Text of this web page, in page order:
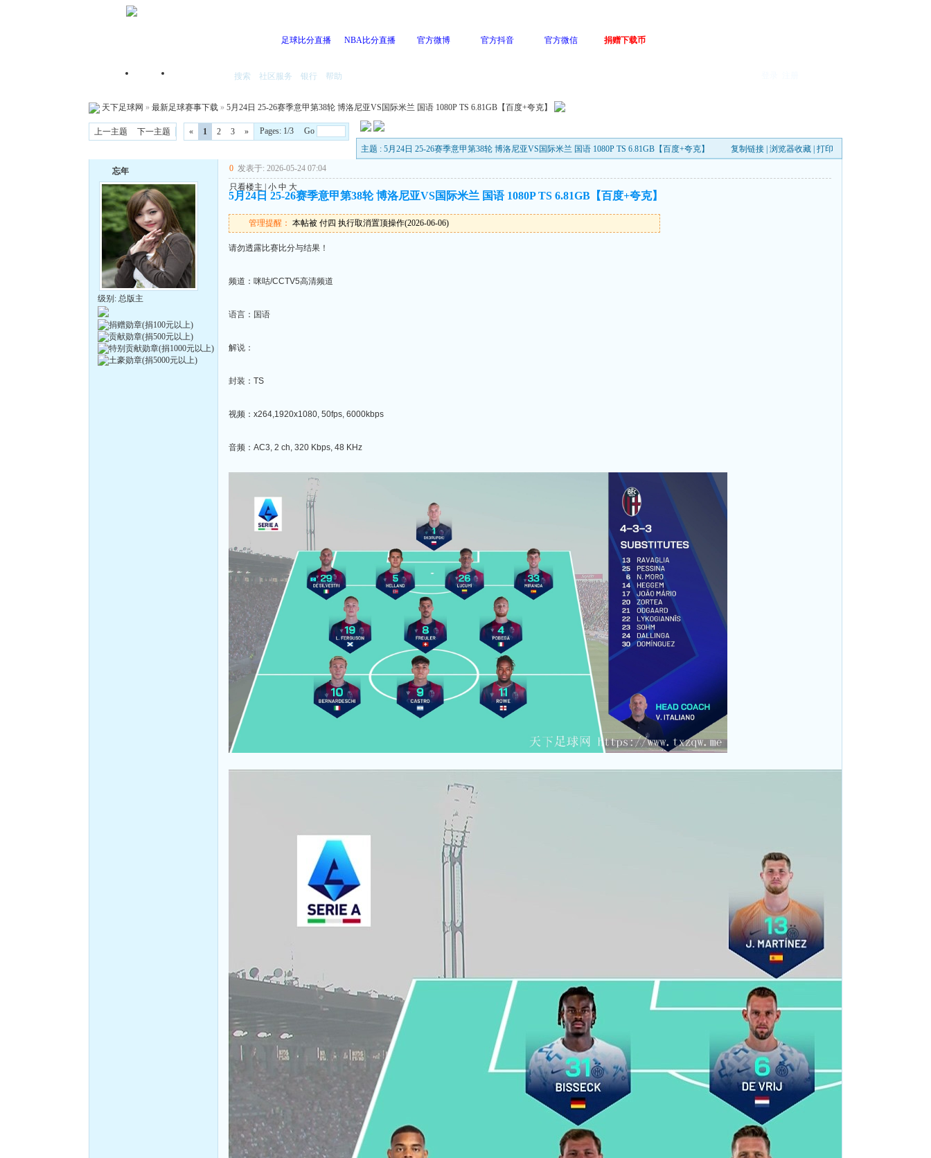
足球比分直播 NBA比分直播 官方微博 官方抖音 官方微信 捐赠下载币
首页 搜索 社区服务 银行 帮助
天下足球网 » 最新足球赛事下载 » 5月24日 25-26赛季意甲第38轮 博洛尼亚VS国际米兰 国语 1080P TS 6.81GB【百度+夸克】
上一主题 下一主题 « 1 2 3 »
Pages: 1/3 Go
主题 : 5月24日 25-26赛季意甲第38轮 博洛尼亚VS国际米兰 国语 1080P TS 6.81GB【百度+夸克】
复制链接| 浏览器收藏| 打印
忘年
级别: 总版主
0 发表于: 2026-05-24 07:04
只看楼主
小 中 大
5月24日 25-26赛季意甲第38轮 博洛尼亚VS国际米兰 国语 1080P TS 6.81GB【百度+夸克】
管理提醒： 本帖被 付四 执行取消置顶操作(2026-06-06)
请勿透露比赛比分与结果！
频道：咪咕/CCTV5高清频道
语言：国语
解说：
封装：TS
视频：x264,1920x1080, 50fps, 6000kbps
音频：AC3, 2 ch, 320 Kbps, 48 KHz